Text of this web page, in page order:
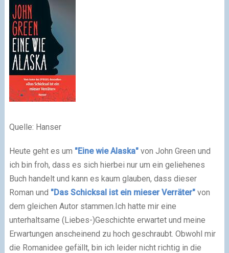
Quelle: Hanser
Heute geht es um "Eine wie Alaska"von John Green und
ich bin froh, dass es sich hierbei nur um ein geliehenes
Buch handelt und kann es kaum glauben, dass dieser
Roman und "Das Schicksal ist ein mieser Verräter"von
dem gleichen Autor stammen.Ich hatte mir eine
unterhaltsame (Liebes-)Geschichte erwartet und meine
Erwartungen anscheinend zu hoch geschraubt. Obwohl mir
die Romanidee gefällt, bin ich leider nicht richtig in die